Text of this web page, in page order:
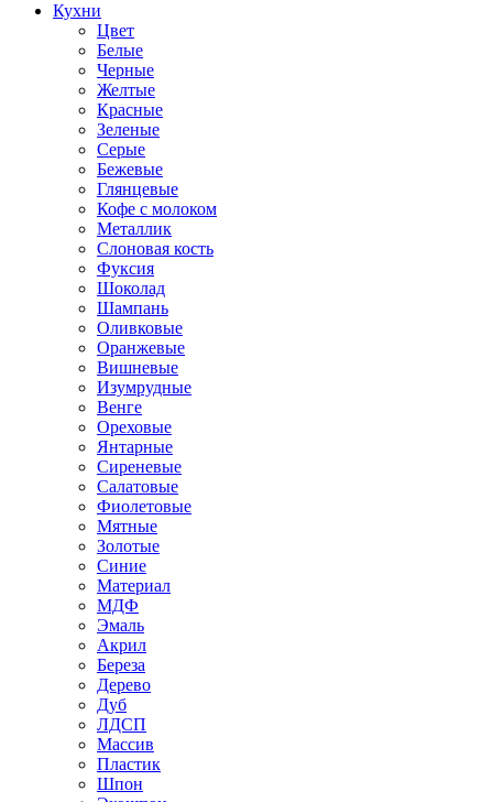
Кухни
Цвет
Белые
Черные
Желтые
Красные
Зеленые
Серые
Бежевые
Глянцевые
Кофе с молоком
Металлик
Слоновая кость
Фуксия
Шоколад
Шампань
Оливковые
Оранжевые
Вишневые
Изумрудные
Венге
Ореховые
Янтарные
Сиреневые
Салатовые
Фиолетовые
Мятные
Золотые
Синие
Материал
МДФ
Эмаль
Акрил
Береза
Дерево
Дуб
ЛДСП
Массив
Пластик
Шпон